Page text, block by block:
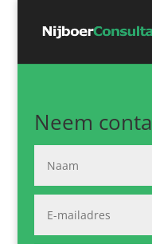
Neem